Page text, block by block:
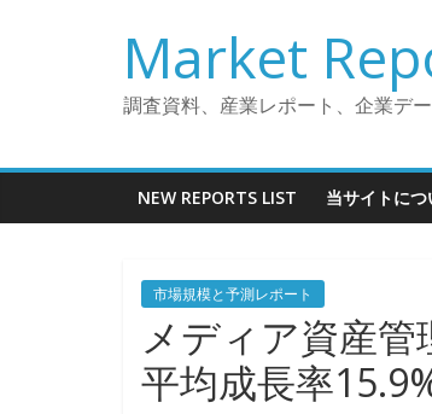
へ
キ
Market
調査資料、産業レポート、企業デ
NEW REPORTS LIST 当サイトにつ
市場規模と予測レポート
メディア資産
平均成長率